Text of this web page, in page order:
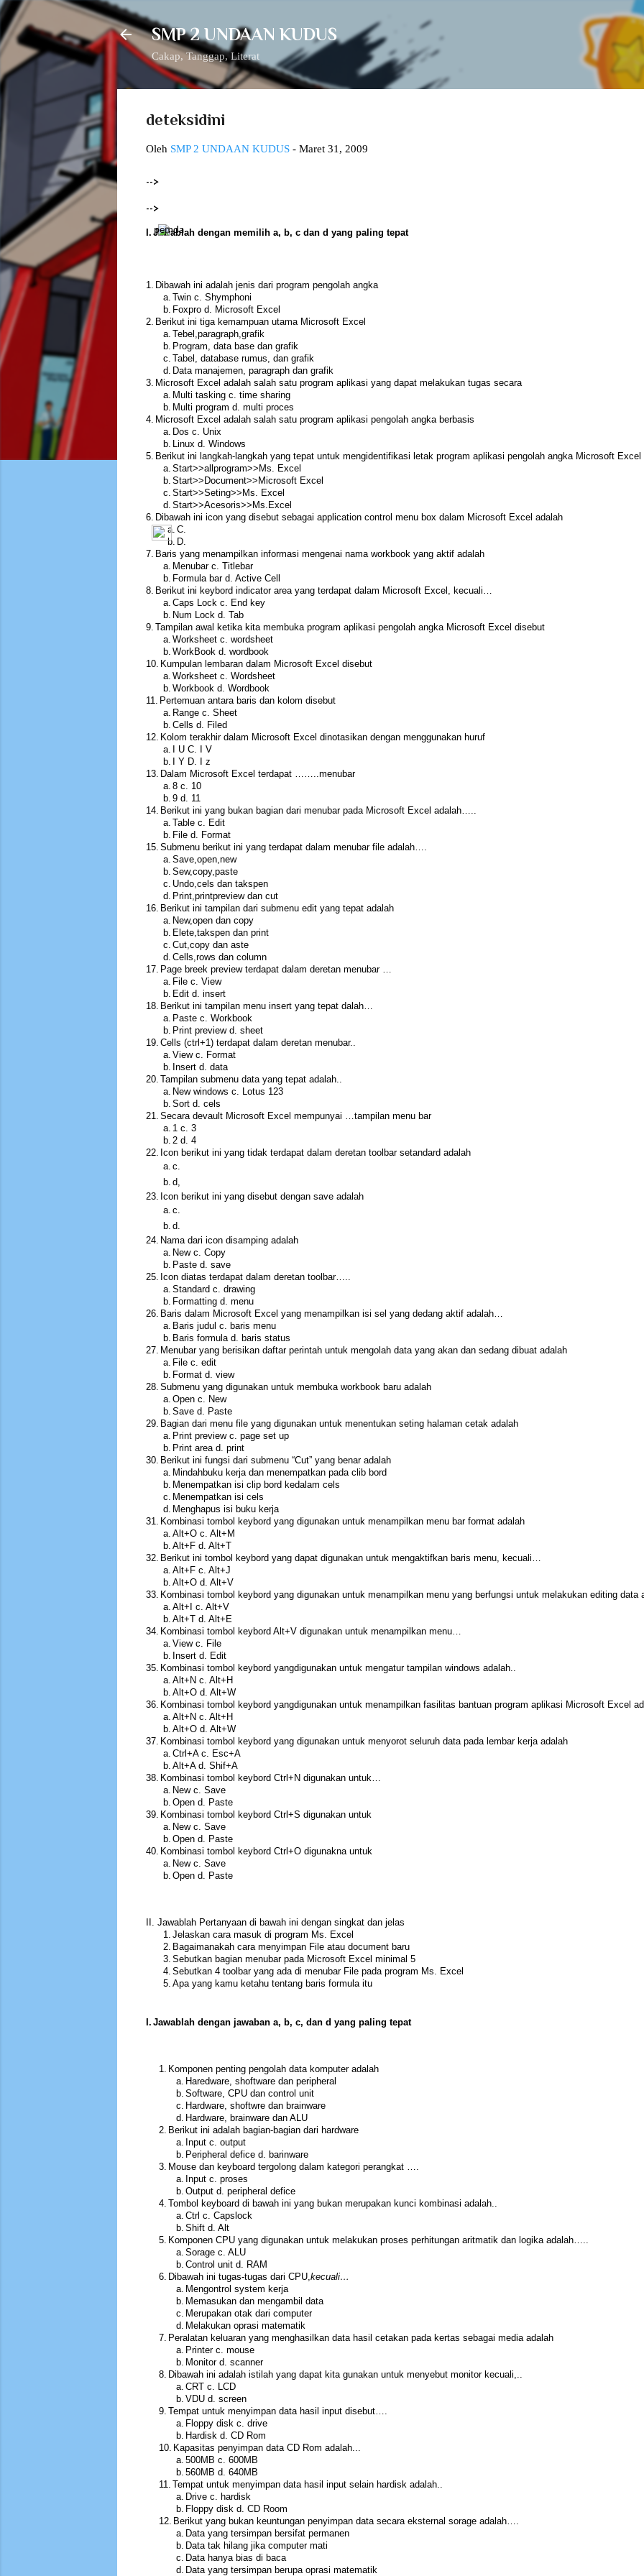
Langsung ke konten utama
SMP 2 UNDAAN KUDUS
Cakap, Tanggap, Literat
deteksidini
Oleh SMP 2 UNDAAN KUDUS - Maret 31, 2009
-->
-->
I. Jawablah dengan memilih a, b, c dan d yang paling tepat
1. Dibawah ini adalah jenis dari program pengolah angka
a. Twin c. Shymphoni
b. Foxpro d. Microsoft Excel
2. Berikut ini tiga kemampuan utama Microsoft Excel
a. Tebel,paragraph,grafik
b. Program, data base dan grafik
c. Tabel, database rumus, dan grafik
d. Data manajemen, paragraph dan grafik
3. Microsoft Excel adalah salah satu program aplikasi yang dapat melakukan tugas secara
a. Multi tasking c. time sharing
b. Multi program d. multi proces
4. Microsoft Excel adalah salah satu program aplikasi pengolah angka berbasis
a. Dos c. Unix
b. Linux d. Windows
5. Berikut ini langkah-langkah yang tepat untuk mengidentifikasi letak program aplikasi pengolah angka Microsoft Excel
a. Start>>allprogram>>Ms. Excel
b. Start>>Document>>Microsoft Excel
c. Start>>Seting>>Ms. Excel
d. Start>>Acesoris>>Ms.Excel
6. Dibawah ini icon yang disebut sebagai application control menu box dalam Microsoft Excel adalah
a. C.
b. D.
7. Baris yang menampilkan informasi mengenai nama workbook yang aktif adalah
a. Menubar c. Titlebar
b. Formula bar d. Active Cell
8. Berikut ini keybord indicator area yang terdapat dalam Microsoft Excel, kecuali…
a. Caps Lock c. End key
b. Num Lock d. Tab
9. Tampilan awal ketika kita membuka program aplikasi pengolah angka Microsoft Excel disebut
a. Worksheet c. wordsheet
b. WorkBook d. wordbook
10. Kumpulan lembaran dalam Microsoft Excel disebut
a. Worksheet c. Wordsheet
b. Workbook d. Wordbook
11. Pertemuan antara baris dan kolom disebut
a. Range c. Sheet
b. Cells d. Filed
12. Kolom terakhir dalam Microsoft Excel dinotasikan dengan menggunakan huruf
a.
I U C. I V
b.
I Y D. I z
13. Dalam Microsoft Excel terdapat ……..menubar
a. 8 c. 10
b. 9 d. 11
14. Berikut ini yang bukan bagian dari menubar pada Microsoft Excel adalah…..
a. Table c. Edit
b. File d. Format
15. Submenu berikut ini yang terdapat dalam menubar file adalah….
a. Save,open,new
b. Sew,copy,paste
c. Undo,cels dan takspen
d. Print,printpreview dan cut
16. Berikut ini tampilan dari submenu edit yang tepat adalah
a. New,open dan copy
b. Elete,takspen dan print
c. Cut,copy dan aste
d. Cells,rows dan column
17. Page breek preview terdapat dalam deretan menubar …
a. File c. View
b. Edit d. insert
18. Berikut ini tampilan menu insert yang tepat dalah…
a. Paste c. Workbook
b. Print preview d. sheet
19. Cells (ctrl+1) terdapat dalam deretan menubar..
a. View c. Format
b. Insert d. data
20. Tampilan submenu data yang tepat adalah..
a. New windows c. Lotus 123
b. Sort d. cels
21. Secara devault Microsoft Excel mempunyai …tampilan menu bar
a. 1 c. 3
b. 2 d. 4
22. Icon berikut ini yang tidak terdapat dalam deretan toolbar setandard adalah
a. c.
b. d,
23. Icon berikut ini yang disebut dengan save adalah
a. c.
b. d.
24. Nama dari icon disamping adalah
a. New c. Copy
b. Paste d. save
25. Icon diatas terdapat dalam deretan toolbar…..
a. Standard c. drawing
b. Formatting d. menu
26. Baris dalam Microsoft Excel yang menampilkan isi sel yang dedang aktif adalah…
a. Baris judul c. baris menu
b. Baris formula d. baris status
27. Menubar yang berisikan daftar perintah untuk mengolah data yang akan dan sedang dibuat adalah
a. File c. edit
b. Format d. view
28. Submenu yang digunakan untuk membuka workbook baru adalah
a. Open c. New
b. Save d. Paste
29. Bagian dari menu file yang digunakan untuk menentukan seting halaman cetak adalah
a. Print preview c. page set up
b. Print area d. print
30. Berikut ini fungsi dari submenu “Cut” yang benar adalah
a. Mindahbuku kerja dan menempatkan pada clib bord
b. Menempatkan isi clip bord kedalam cels
c. Menempatkan isi cels
d. Menghapus isi buku kerja
31. Kombinasi tombol keybord yang digunakan untuk menampilkan menu bar format adalah
a. Alt+O c. Alt+M
b. Alt+F d. Alt+T
32. Berikut ini tombol keybord yang dapat digunakan untuk mengaktifkan baris menu, kecuali…
a. Alt+F c. Alt+J
b. Alt+O d. Alt+V
33. Kombinasi tombol keybord yang digunakan untuk menampilkan menu yang berfungsi untuk melakukan editing
a. Alt+I c. Alt+V
b. Alt+T d. Alt+E
34. Kombinasi tombol keybord Alt+V digunakan untuk menampilkan menu…
a. View c. File
b. Insert d. Edit
35. Kombinasi tombol keybord yangdigunakan untuk mengatur tampilan windows adalah..
a. Alt+N c. Alt+H
b. Alt+O d. Alt+W
36. Kombinasi tombol keybord yangdigunakan untuk menampilkan fasilitas bantuan program aplikasi Microsoft Excel
a. Alt+N c. Alt+H
b. Alt+O d. Alt+W
37. Kombinasi tombol keybord yang digunakan untuk menyorot seluruh data pada lembar kerja adalah
a. Ctrl+A c. Esc+A
b. Alt+A d. Shif+A
38. Kombinasi tombol keybord Ctrl+N digunakan untuk…
a. New c. Save
b. Open d. Paste
39. Kombinasi tombol keybord Ctrl+S digunakan untuk
a. New c. Save
b. Open d. Paste
40. Kombinasi tombol keybord Ctrl+O digunakna untuk
a. New c. Save
b. Open d. Paste
II. Jawablah Pertanyaan di bawah ini dengan singkat dan jelas
1. Jelaskan cara masuk di program Ms. Excel
2. Bagaimanakah cara menyimpan File atau document baru
3. Sebutkan bagian menubar pada Microsoft Excel minimal 5
4. Sebutkan 4 toolbar yang ada di menubar File pada program Ms. Excel
5. Apa yang kamu ketahu tentang baris formula itu
I. Jawablah dengan jawaban a, b, c, dan d yang paling tepat
1. Komponen penting pengolah data komputer adalah
a. Haredware, shoftware dan peripheral
b. Software, CPU dan control unit
c. Hardware, shoftwre dan brainware
d. Hardware, brainware dan ALU
2. Berikut ini adalah bagian-bagian dari hardware
a. Input c. output
b. Peripheral defice d. barinware
3. Mouse dan keyboard tergolong dalam kategori perangkat ….
a. Input c. proses
b. Output d. peripheral defice
4. Tombol keyboard di bawah ini yang bukan merupakan kunci kombinasi adalah..
a. Ctrl c. Capslock
b. Shift d. Alt
5. Komponen CPU yang digunakan untuk melakukan proses perhitungan aritmatik dan logika adalah…..
a. Sorage c. ALU
b. Control unit d. RAM
6. Dibawah ini tugas-tugas dari CPU,kecuali…
a. Mengontrol system kerja
b. Memasukan dan mengambil data
c. Merupakan otak dari computer
d. Melakukan oprasi matematik
7. Peralatan keluaran yang menghasilkan data hasil cetakan pada kertas sebagai media adalah
a. Printer c. mouse
b. Monitor d. scanner
8. Dibawah ini adalah istilah yang dapat kita gunakan untuk menyebut monitor kecuali,..
a. CRT c. LCD
b. VDU d. screen
9. Tempat untuk menyimpan data hasil input disebut….
a. Floppy disk c. drive
b. Hardisk d. CD Rom
10. Kapasitas penyimpan data CD Rom adalah...
a. 500MB c. 600MB
b. 560MB d. 640MB
11. Tempat untuk menyimpan data hasil input selain hardisk adalah..
a. Drive c. hardisk
b. Floppy disk d. CD Room
12. Berikut yang bukan keuntungan penyimpan data secara eksternal sorage adalah….
a. Data yang tersimpan bersifat permanen
b. Data tak hilang jika computer mati
c. Data hanya bias di baca
d. Data yang tersimpan berupa oprasi matematik